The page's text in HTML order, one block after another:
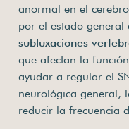
anormal en el
por el estado
subluxaciones
que afectan la
ayudar a regular el
neurológica general,
reducir la frecuencia